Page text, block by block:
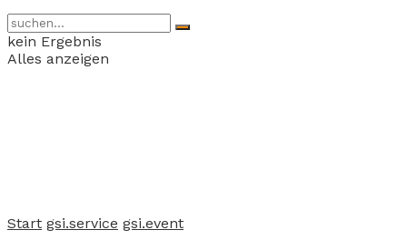
kein Ergebnis
Alles anzeigen
Start gsi.service gsi.event